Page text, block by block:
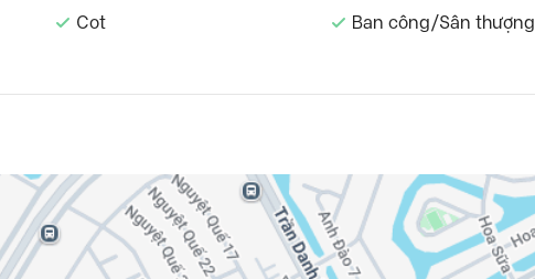
Cot
Ban công/Sân thượng